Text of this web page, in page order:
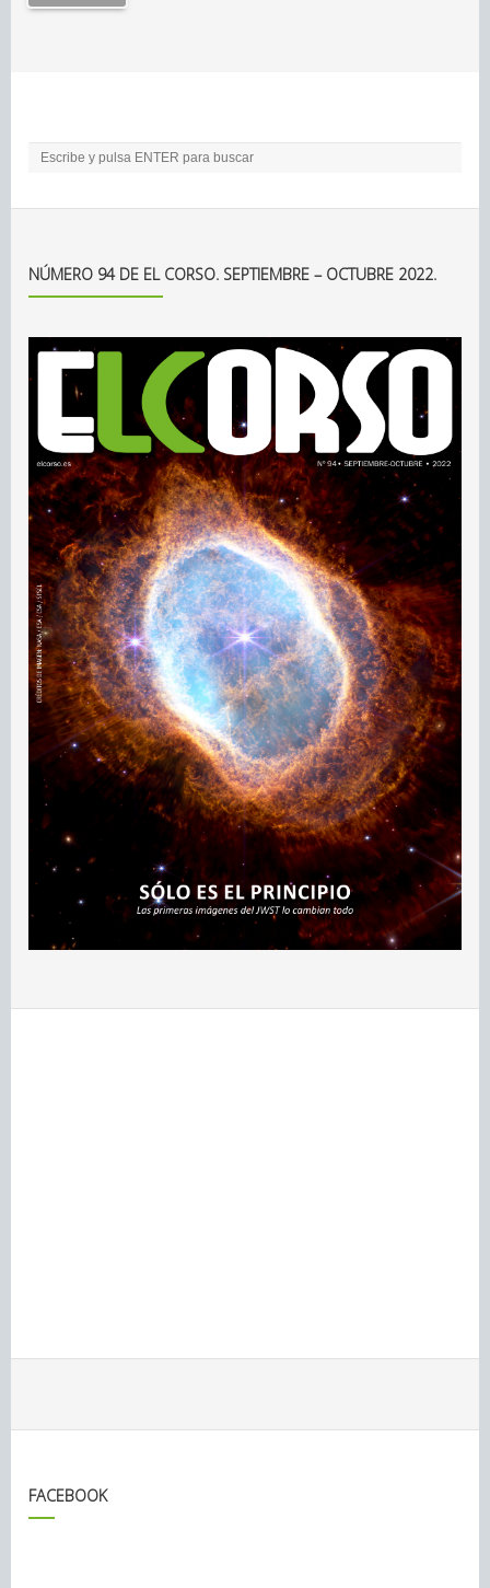
NÚMERO 94 DE EL CORSO. SEPTIEMBRE – OCTUBRE 2022.
FACEBOOK